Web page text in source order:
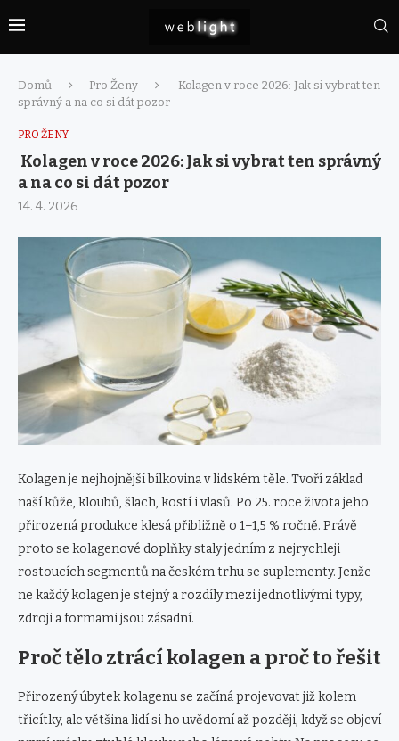
Domů Pro Ženy
Kolagen v roce 2026: Jak si vybrat ten
správný a na co si dát pozor
PRO ŽENY
Kolagen v roce 2026: Jak si vybrat ten správný
a na co si dát pozor
14. 4. 2026
Kolagen je nejhojnější bílkovina v lidském těle. Tvoří základ
naší kůže, kloubů, šlach, kostí i vlasů. Po 25. roce života jeho
přirozená produkce klesá přibližně o 1–1,5 % ročně. Právě
proto se kolagenové doplňky staly jedním z nejrychleji
rostoucích segmentů na českém trhu se suplementy. Jenže
ne každý kolagen je stejný a rozdíly mezi jednotlivými typy,
zdroji a formami jsou zásadní.
Proč tělo ztrácí kolagen a proč to řešit
Přirozený úbytek kolagenu se začíná projevovat již kolem
třicítky, ale většina lidí si ho uvědomí až později, když se objeví